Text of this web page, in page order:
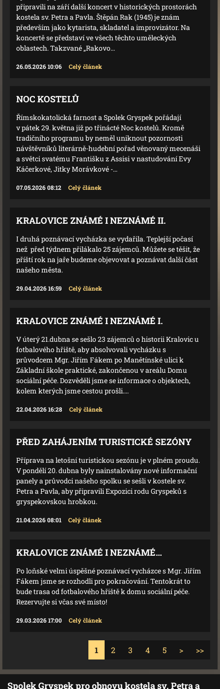
připravili na září další koncert v historických prostorách
kostela sv. Petra a Pavla. Štěpán Rak (1945) je znám
především jako kytarista, skladatel a improvizátor. Na
koncertě se představí ve všech těchto uměleckých
oblastech. Takzvané „Rakovo...
26.05.2026 10:06 Celý článek
NOC KOSTELŮ
Římskokatolická farnost a Spolek Gryspek pořádají
v pátek 29. května již po třinácté Noc kostelů. Kromě
tradičního programu by neměl uniknout pozornosti
návštěvníků literárně-hudební pořad věnovaný mecenáši
a světci svatému Františku z Assisi v nastudování Evy
Káčerkové, Jitky Morávkové -...
07.05.2026 08:12 Celý článek
KRALOVICE ZNÁMÉ I NEZNÁMÉ II.
I druhá poznávací vycházka se vydařila. Teplejší počasí
než před týdnem přilákalo 25 zájemců. Můžete se těšit, že
příští rok na jaře budeme objevovat a poznávat další část
našeho města.
29.04.2026 16:59 Celý článek
KRALOVICE ZNÁMÉ I NEZNÁMÉ I.
V úterý 21.dubna se sešlo 23 zájemců o historii Kralovic u
fotbalového hřiště, aby absolvovali vycházku s
průvodcem Mgr. Jiřím Fákem po Manětínské ulici k
Základní škole praktické, zakončenou v areálu Domu
sociální péče. Dozvěděli jsme se informace o objektech,
kolem kterých jsme cestou prošli....
22.04.2026 16:28 Celý článek
PŘED ZAHÁJENÍM TURISTICKÉ SEZÓNY
Příprava na letošní turistickou sezónu je v plném proudu.
V pondělí 20. dubna byly nainstalovány nové informační
panely a průvodci našeho spolku se sešli v kostele sv.
Petra a Pavla, aby připravili Expozici rodu Gryspeků s
gryspekovskou hrobkou.
21.04.2026 08:01 Celý článek
KRALOVICE ZNÁMÉ I NEZNÁMÉ…
Po loňské velmi úspěšné poznávací vycházce s Mgr. Jiřím
Fákem jsme se rozhodli pro pokračování. Tentokrát to
bude trasa od fotbalového hřiště k domu sociální péče.
Rezervujte si včas své místo!
29.03.2026 17:00 Celý článek
1 2 3 4 5 > >>
Spolek Gryspek pro obnovu kostela sv. Petra a